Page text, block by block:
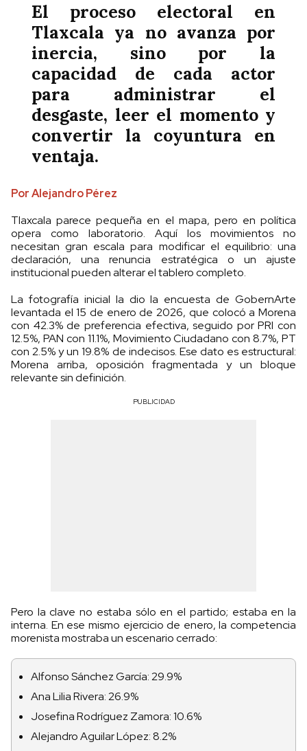
El proceso electoral en
Tlaxcala ya no avanza por
inercia, sino por la
capacidad de cada actor
para administrar el
desgaste, leer el momento y
convertir la coyuntura en
ventaja.
Por Alejandro Pérez
Tlaxcala parece pequeña en el mapa, pero en política
opera como laboratorio. Aquí los movimientos no
necesitan gran escala para modificar el equilibrio: una
declaración, una renuncia estratégica o un ajuste
institucional pueden alterar el tablero completo.
La fotografía inicial la dio la encuesta de GobernArte
levantada el 15 de enero de 2026, que colocó a Morena
con 42.3% de preferencia efectiva, seguido por PRI con
12.5%, PAN con 11.1%, Movimiento Ciudadano con 8.7%, PT
con 2.5% y un 19.8% de indecisos. Ese dato es estructural:
Morena arriba, oposición fragmentada y un bloque
relevante sin definición.
PUBLICIDAD
Pero la clave no estaba sólo en el partido; estaba en la
interna. En ese mismo ejercicio de enero, la competencia
morenista mostraba un escenario cerrado:
Alfonso Sánchez García: 29.9%
Ana Lilia Rivera: 26.9%
Josefina Rodríguez Zamora: 10.6%
Alejandro Aguilar López: 8.2%